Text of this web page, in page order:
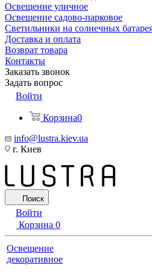
Освещение уличное
Освещение садово-парковое
Светильники на солнечных
Доставка и оплата
Возврат товара
Контакты
Заказать звонок
Задать вопрос
Войти
Корзина0
info@lustra.kiev.ua
г. Киев
Поиск
Войти
Корзина 0
Освещение
декоративное